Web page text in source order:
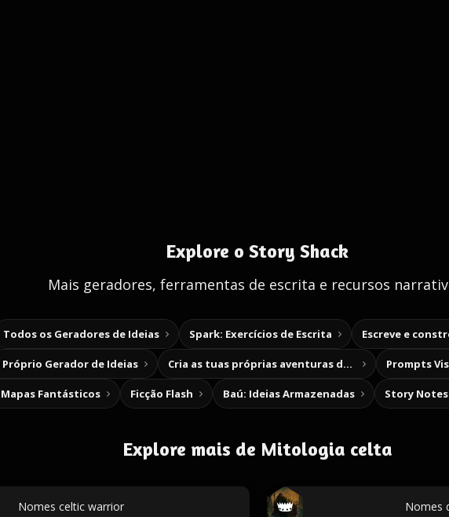
Explore o Story Shack
Mais geradores, ferramentas de escrita e recursos
Todos os Geradores de Ideias Spark: Exercícios de Escrita Escreve e
Próprio Gerador de Ideias Cria as tuas próprias aventuras de escolha Prompts
Fantásticos Ficção Flash Baú: Ideias Armazenadas Story
Explore mais de Mitologia celta
Nomes celtic warrior Nomes